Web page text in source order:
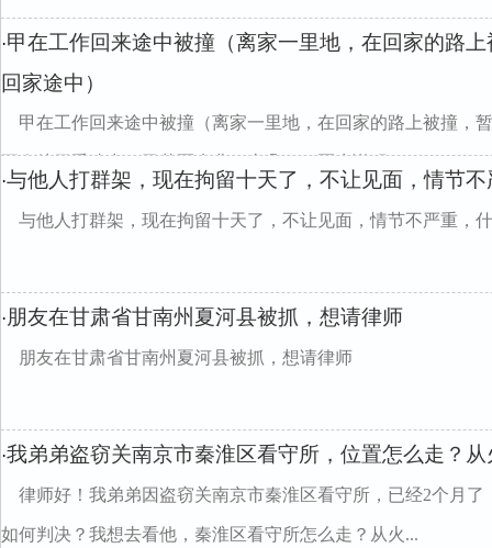
·甲在工作回来途中被撞（离家一里地，在回家的路
回家途中）
甲在工作回来途中被撞（离家一里地，在回家的路上被撞，
至今处于昏迷中，已花医疗费二十几万，医生说醒了...
·与他人打群架，现在拘留十天了，不让见面，情节
与他人打群架，现在拘留十天了，不让见面，情节不严重，
·朋友在甘肃省甘南州夏河县被抓，想请律师
朋友在甘肃省甘南州夏河县被抓，想请律师
·我弟弟盗窃关南京市秦淮区看守所，位置怎么走？
律师好！我弟弟因盗窃关南京市秦淮区看守所，已经2个月
如何判决？我想去看他，秦淮区看守所怎么走？从火...